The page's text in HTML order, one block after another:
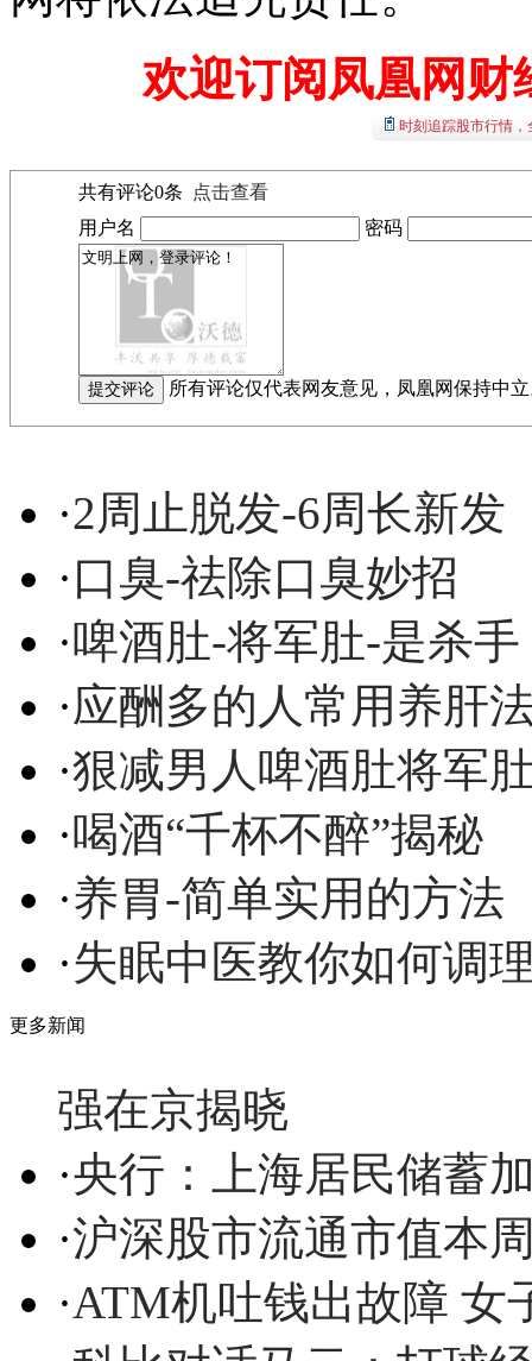
欢迎订阅凤凰网财
时刻追踪股市行情
共有评论0条
点击查看
用户名
密码
所有评论仅代表网友意见，凤凰网保持中
·2周止脱发-6周长新发
·口臭-祛除口臭妙招
·啤酒肚-将军肚-是杀手
·应酬多的人常用养肝
·狠减男人啤酒肚将军
·喝酒“千杯不醉”揭秘
·养胃-简单实用的方法
·失眠中医教你如何调
更多新闻
强在京揭晓
·央行：上海居民储蓄
·沪深股市流通市值本
·ATM机吐钱出故障 女